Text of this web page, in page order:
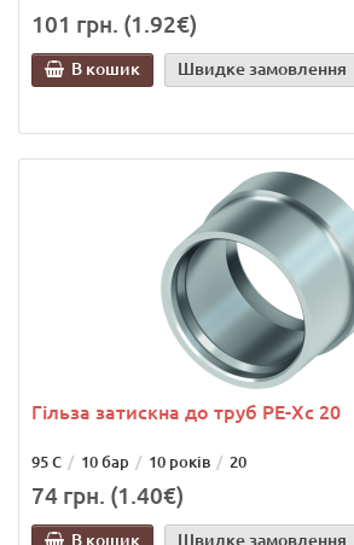
101 грн. (1.92€)
В кошик Швидке замовлення
Гільза затискна до труб РЕ-Хс 20
95 С 10 бар 10 років 20
74 грн. (1.40€)
В кошик Швидке замовлення